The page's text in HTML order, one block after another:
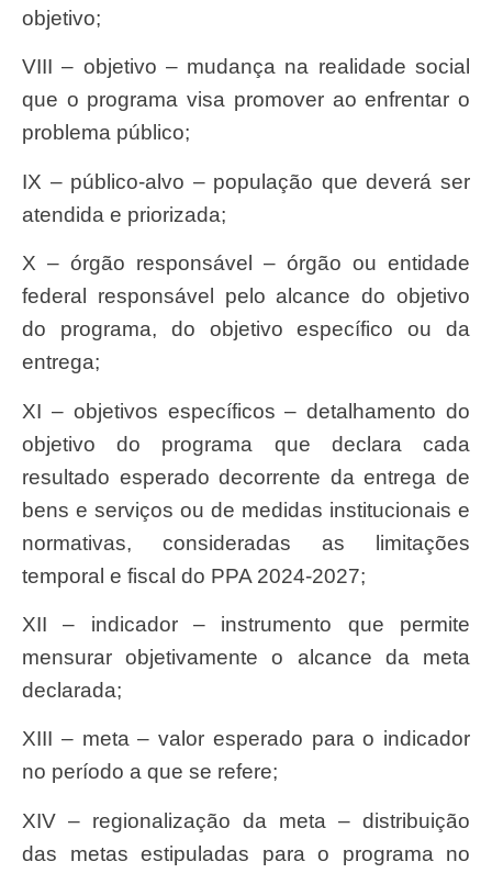
objetivo;
VIII – objetivo – mudança na realidade social
que o programa visa promover ao enfrentar o
problema público;
IX – público-alvo – população que deverá ser
atendida e priorizada;
X – órgão responsável – órgão ou entidade
federal responsável pelo alcance do objetivo
do programa, do objetivo específico ou da
entrega;
XI – objetivos específicos – detalhamento do
objetivo do programa que declara cada
resultado esperado decorrente da entrega de
bens e serviços ou de medidas institucionais e
normativas, consideradas as limitações
temporal e fiscal do PPA 2024-2027;
XII – indicador – instrumento que permite
mensurar objetivamente o alcance da meta
declarada;
XIII – meta – valor esperado para o indicador
no período a que se refere;
XIV – regionalização da meta – distribuição
das metas estipuladas para o programa no